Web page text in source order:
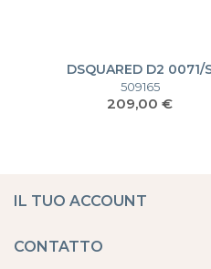
DSQUARED D2 0071/
509165
Prezzo
209,00 €
IL TUO ACCOUNT
CONTATTO